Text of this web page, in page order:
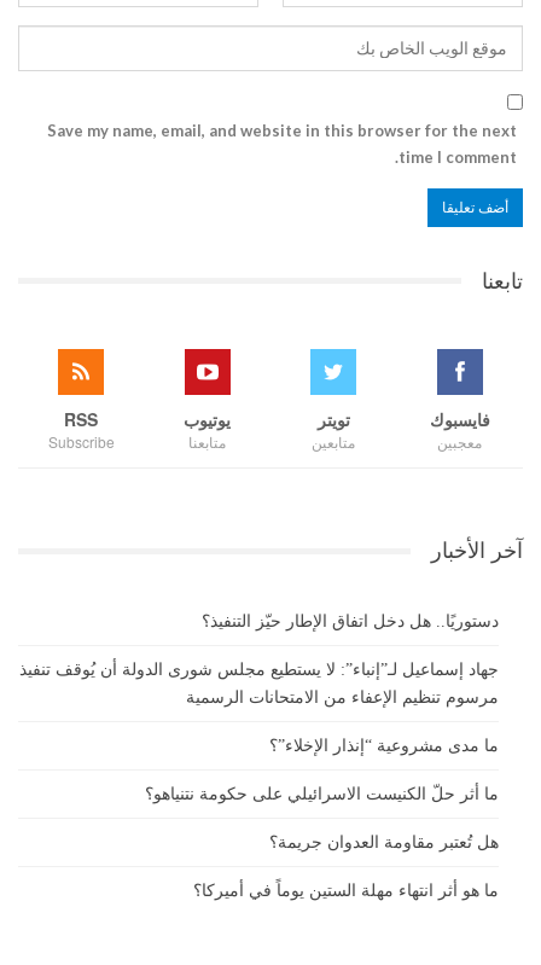
Save my name, email, and website in this browser for the next
time I comment.
تابعنا
فايسبوك
معجبين
تويتر
متابعين
يوتيوب
متابعنا
RSS
Subscribe
آخر الأخبار
دستوريًا.. هل دخل اتفاق الإطار حيّز التنفيذ؟
جهاد إسماعيل لـ”إنباء”: لا يستطيع مجلس شورى الدولة أن يُوقف تنفيذ
مرسوم تنظيم الإعفاء من الامتحانات الرسمية
ما مدى مشروعية “إنذار الإخلاء”؟
ما أثر حلّ الكنيست الاسرائيلي على حكومة نتنياهو؟
هل تُعتبر مقاومة العدوان جريمة؟
ما هو أثر انتهاء مهلة الستين يوماً في أميركا؟